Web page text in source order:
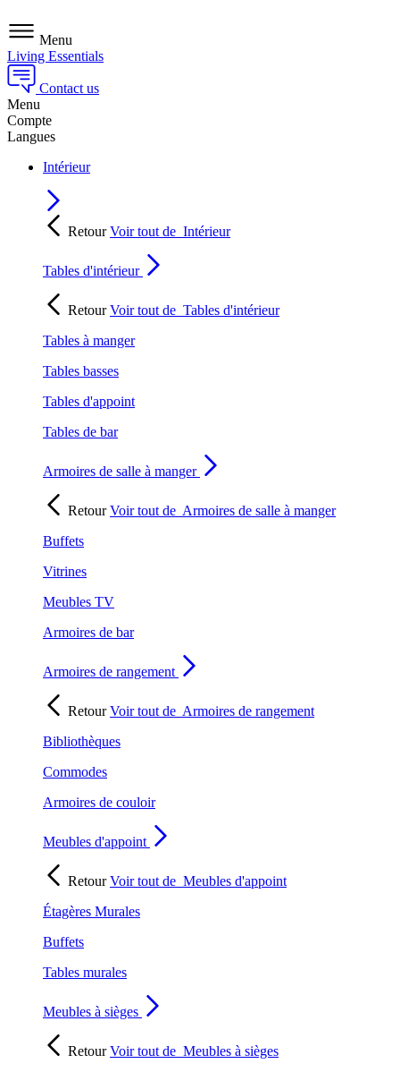
Menu
Living Essentials
Contact us
Menu
Compte
Langues
Intérieur
RetourVoir tout de Intérieur
Tables d'intérieur
RetourVoir tout de Tables d'intérieur
Tables à manger
Tables basses
Tables d'appoint
Tables de bar
Armoires de salle à manger
RetourVoir tout de Armoires de salle à manger
Buffets
Vitrines
Meubles TV
Armoires de bar
Armoires de rangement
RetourVoir tout de Armoires de rangement
Bibliothèques
Commodes
Armoires de couloir
Meubles d'appoint
RetourVoir tout de Meubles d'appoint
Étagères Murales
Buffets
Tables murales
Meubles à sièges
RetourVoir tout de Meubles à sièges